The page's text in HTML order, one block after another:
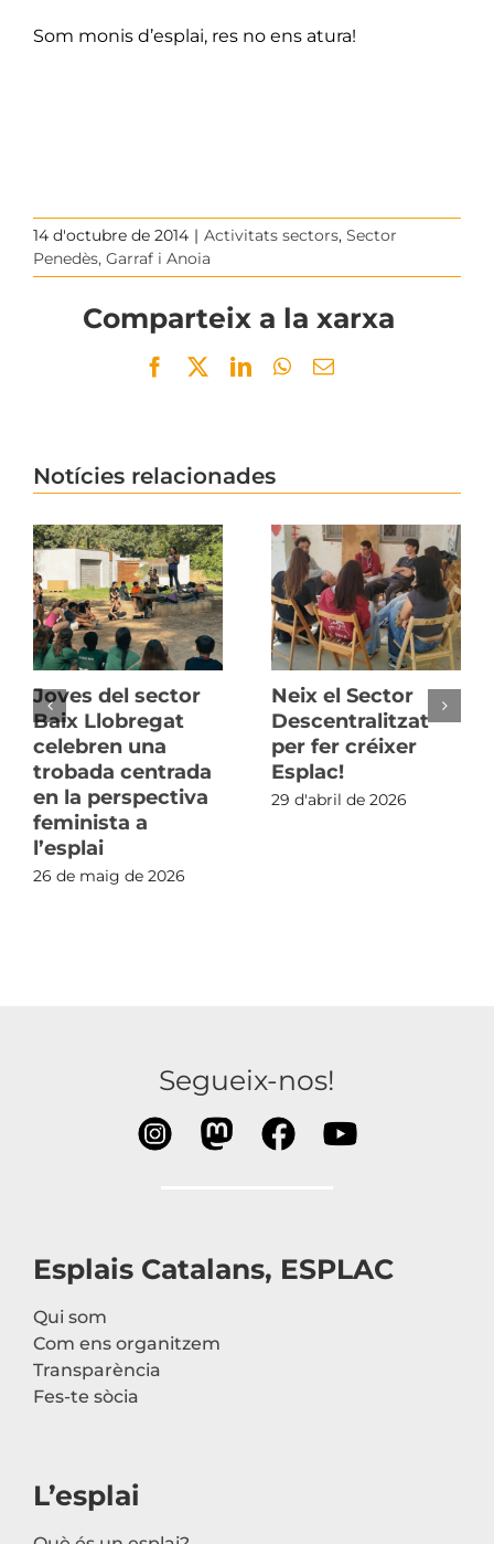
Som monis d’esplai, res no ens atura!
14 d'octubre de 2014 | Activitats sectors, Sector
Penedès, Garraf i Anoia
Comparteix a la xarxa
Facebook
TwitterLinkedInWhatsApp
Email
Notícies relacionades
Joves del sector
Baix Llobregat
celebren una
trobada centrada
en la perspectiva
feminista a
l’esplai
26 de maig de 2026
Neix el Sector
Descentralitzat
per fer créixer
Esplac!
29 d'abril de 2026
Segueix-nos!
Esplais Catalans, ESPLAC
Qui som
Com ens organitzem
Transparència
Fes-te sòcia
L’esplai